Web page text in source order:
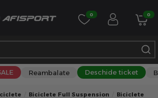
0 0
Reambalate Deschide ticket
Biciclete Full Suspension Biciclete